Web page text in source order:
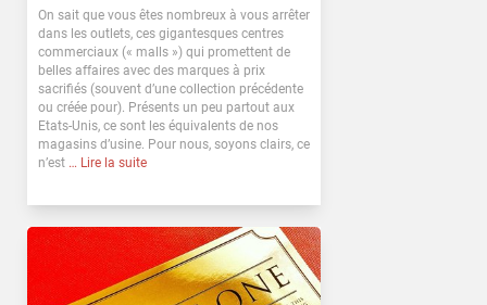
On sait que vous êtes nombreux à vous arrêter
dans les outlets, ces gigantesques centres
commerciaux (« malls ») qui promettent de
belles affaires avec des marques à prix
sacrifiés (souvent d’une collection précédente
ou créée pour). Présents un peu partout aux
Etats-Unis, ce sont les équivalents de nos
magasins d’usine. Pour nous, soyons clairs, ce
n’est … Lire la suite